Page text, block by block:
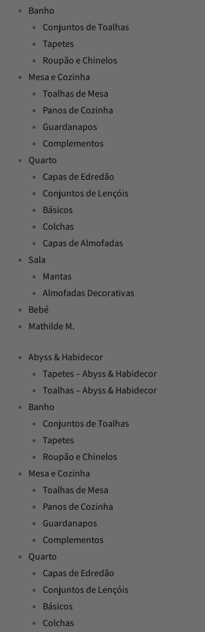
Banho
Conjuntos de Toalhas
Tapetes
Roupão e Chinelos
Mesa e Cozinha
Toalhas de Mesa
Panos de Cozinha
Guardanapos
Complementos
Quarto
Capas de Edredão
Conjuntos de Lençóis
Básicos
Colchas
Capas de Almofadas
Sala
Mantas
Almofadas Decorativas
Bebé
Mathilde M.
Abyss & Habidecor
Tapetes – Abyss & Habidecor
Toalhas – Abyss & Habidecor
Banho
Conjuntos de Toalhas
Tapetes
Roupão e Chinelos
Mesa e Cozinha
Toalhas de Mesa
Panos de Cozinha
Guardanapos
Complementos
Quarto
Capas de Edredão
Conjuntos de Lençóis
Básicos
Colchas